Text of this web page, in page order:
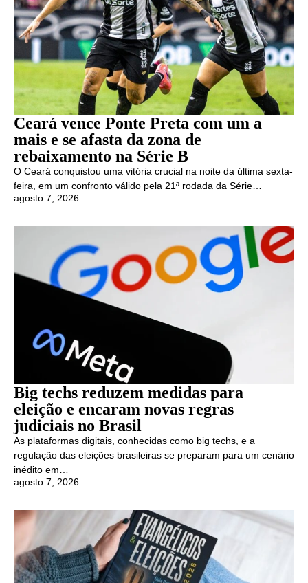
Ceará vence Ponte Preta com um a
mais e se afasta da zona de
rebaixamento na Série B
O Ceará conquistou uma vitória crucial na noite da última sexta-
feira, em um confronto válido pela 21ª rodada da Série…
agosto 7, 2026
Big techs reduzem medidas para
eleição e encaram novas regras
judiciais no Brasil
As plataformas digitais, conhecidas como big techs, e a
regulação das eleições brasileiras se preparam para um cenário
inédito em…
agosto 7, 2026